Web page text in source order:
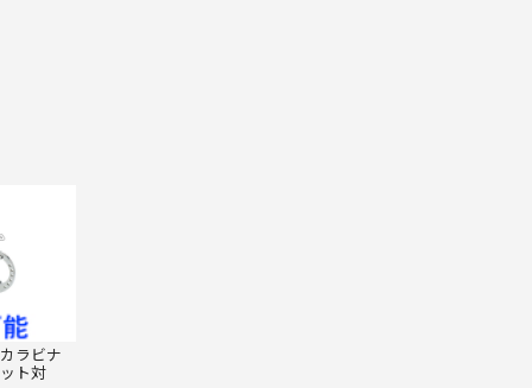
ラビナ
ト対